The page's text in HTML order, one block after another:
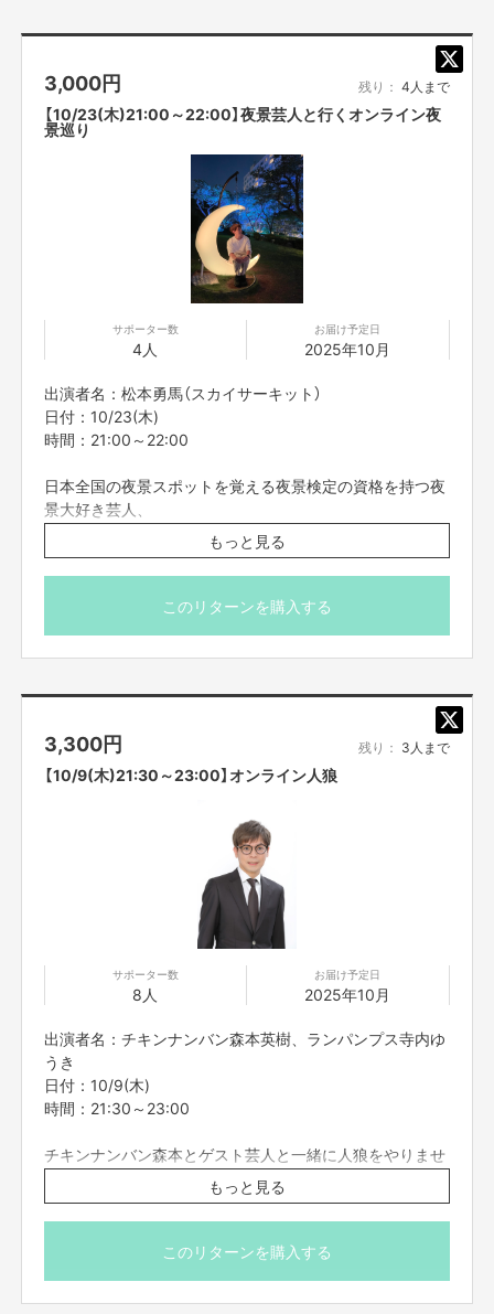
3,000円 残り： 4人まで
【10/23(木)21:00～22:00】夜景芸人と行くオンライン夜
景巡り
サポーター数
4人
お届け予定日
2025年10月
出演者名：松本勇馬（スカイサーキット）
日付：10/23(木)
時間：21:00～22:00
日本全国の夜景スポットを覚える夜景検定の資格を持つ夜
景大好き芸人、
スカイサーキット松本と、オンラインで夜景スポットめぐ
りをしませんか？
背景に夜景を映し出し、あなたを今オススメの夜景スポッ
トへお連れ致します。
め頂けます。
※プロジェクト本文の末尾に記載されている【ご支援にあた
ってのご注意事項】を必ずご一読ください。
もっと見る
このリターンを購入する
3,300円 残り： 3人まで
【10/9(木)21:30～23:00】オンライン人狼
サポーター数
8人
お届け予定日
2025年10月
出演者名：チキンナンバン森本英樹、ランパンプス寺内ゆ
うき
日付：10/9(木)
時間：21:30～23:00
チキンナンバン森本とゲスト芸人と一緒に人狼をやりませ
んか？
初回ゲストプレイヤーはランパンプス寺内！
13人村に森本、寺内が入るので参加は11枠です。
基本的には1戦となります。
もっと見る
このリターンを購入する